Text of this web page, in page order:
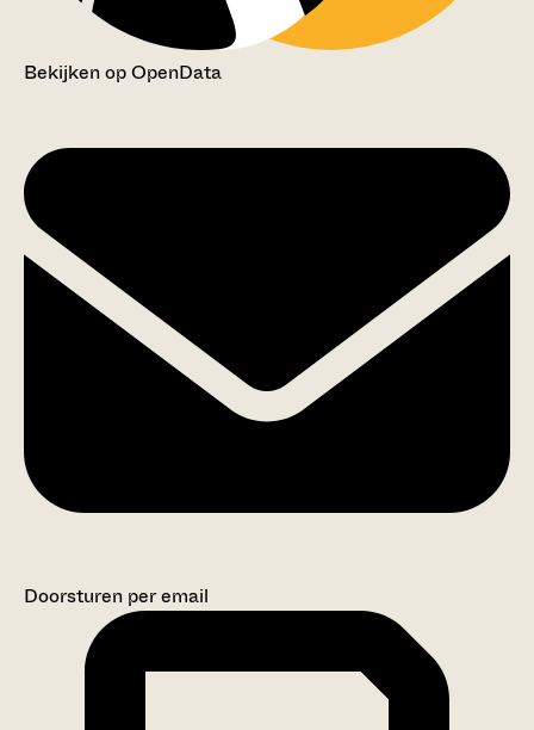
Bekijken op OpenData
Doorsturen per email